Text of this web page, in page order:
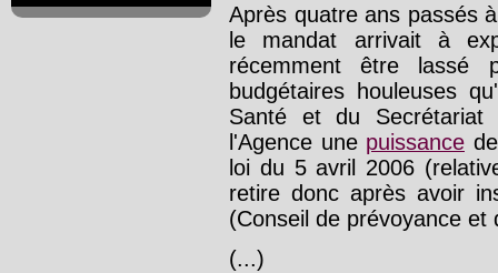
Après quatre ans passés
le mandat arrivait à
récemment être lassé
budgétaires houleuses
Santé et du
l'Agence une puissance
loi du 5 avril 2006
retire donc après avoir
(Conseil de prévoyance
(...)